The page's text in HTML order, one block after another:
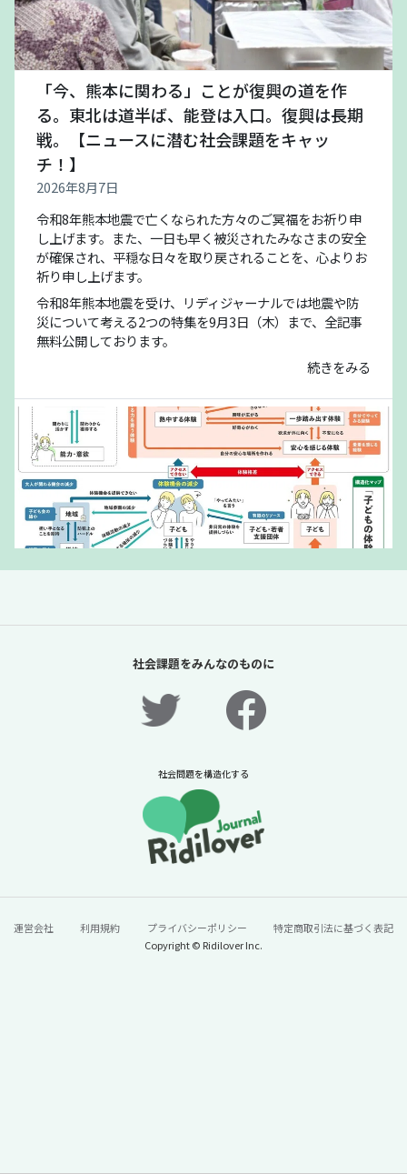
「今、熊本に関わる」ことが復興の道を作
る。東北は道半ば、能登は入口。復興は長期
戦。【ニュースに潜む社会課題をキャッ
チ！】
2026年8月7日
令和8年熊本地震で亡くなられた方々のご冥福をお祈り申
し上げます。また、一日も早く被災されたみなさまの安全
が確保され、平穏な日々を取り戻されることを、心よりお
祈り申し上げます。
令和8年熊本地震を受け、リディジャーナルでは地震や防
災について考える2つの特集を9月3日（木）まで、全記事
無料公開しております。
続きをみる
「夏休みの過ごし方は留守番」責任があるの
公開！】【ニュースに潜む社会課題をキャッ
社会課題をみんなのものに
社会問題を構造化する
運営会社 利用規約 プライバシーポリシー
特定商取引法に基づく表記
Copyright © Ridilover Inc.